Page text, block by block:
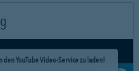
YouTube Video-Service zu laden!